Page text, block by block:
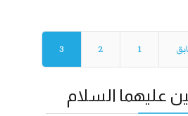
1
2
3
السلام